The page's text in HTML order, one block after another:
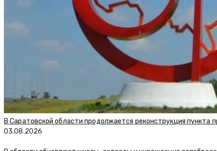
В Саратовской области продолжается реконструкция пункта
03.08.2026